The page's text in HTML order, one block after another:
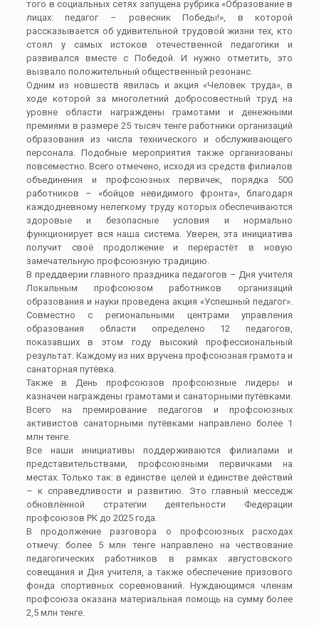
того в социальных сетях запущена рубрика «Образование в
лицах: педагог – ровесник Победы!», в которой
рассказывается об удивительной трудовой жизни тех, кто
стоял у самых истоков отечественной педагогики и
развивался вместе с Победой. И нужно отметить, это
вызвало положительный общественный резонанс.
Одним из новшеств явилась и акция «Человек труда», в
ходе которой за многолетний добросовестный труд на
уровне области награждены грамотами и денежными
премиями в размере 25 тысяч тенге работники организаций
образования из числа технического и обслуживающего
персонала. Подобные мероприятия также организованы
повсеместно. Всего отмечено, исходя из средств филиалов
объединения и профсоюзных первичек, порядка 500
работников – «бойцов невидимого фронта», благодаря
каждодневному нелегкому труду которых обеспечиваются
здоровые и безопасные условия и нормально
функционирует вся наша система. Уверен, эта инициатива
получит своё продолжение и перерастёт в новую
замечательную профсоюзную традицию.
В преддверии главного праздника педагогов – Дня учителя
Локальным профсоюзом работников организаций
образования и науки проведена акция «Успешный педагог».
Совместно с региональными центрами управления
образования области определено 12 педагогов,
показавших в этом году высокий профессиональный
результат. Каждому из них вручена профсоюзная грамота и
санаторная путёвка.
Также в День профсоюзов профсоюзные лидеры и
казначеи награждены грамотами и санаторными путёвками.
Всего на премирование педагогов и профсоюзных
активистов санаторными путёвками направлено более 1
млн тенге.
Все наши инициативы поддерживаются филиалами и
представительствами, профсоюзными первичками на
местах. Только так: в единстве целей и единстве действий
– к справедливости и развитию. Это главный месседж
обновлённой стратегии деятельности Федерации
профсоюзов РК до 2025 года.
В продолжение разговора о профсоюзных расходах
отмечу: более 5 млн тенге направлено на чествование
педагогических работников в рамках августовского
совещания и Дня учителя, а также обеспечение призового
фонда спортивных соревнований. Нуждающимся членам
профсоюза оказана материальная помощь на сумму более
2,5 млн тенге.